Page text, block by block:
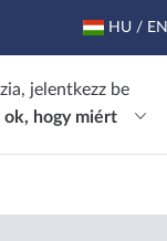
HU / EN
jelentkezz be
ok, hogy miért